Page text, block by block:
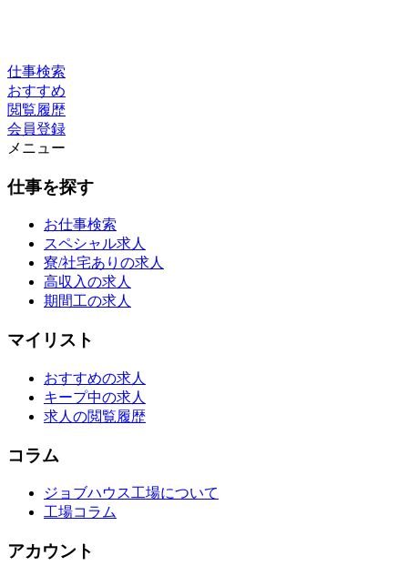
仕事検索
おすすめ
閲覧履歴
会員登録
メニュー
仕事を探す
お仕事検索
スペシャル求人
寮/社宅ありの求人
高収入の求人
期間工の求人
マイリスト
おすすめの求人
キープ中の求人
求人の閲覧履歴
コラム
ジョブハウス工場について
工場コラム
アカウント